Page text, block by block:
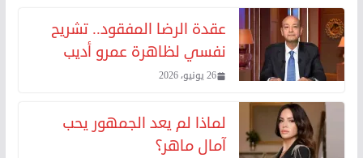
عقدة الرضا المفقود.. تشريح
نفسي لظاهرة عمرو أديب
26 يونيو، 2026
لماذا لم يعد الجمهور يحب
آمال ماهر؟